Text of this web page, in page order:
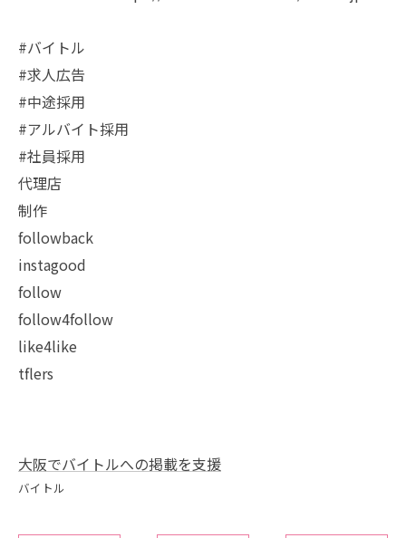
#バイトル
#求人広告
#中途採用
#アルバイト採用
#社員採用
代理店
制作
followback
instagood
follow
follow4follow
like4like
tflers
大阪でバイトルへの掲載を支援
バイトル